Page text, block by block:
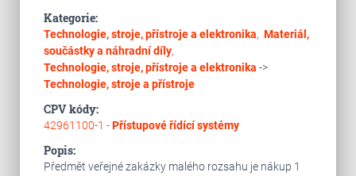
Kategorie:
Technologie, stroje, přístroje a elektronika, Materiál,
součástky a náhradní díly,
Technologie, stroje, přístroje a elektronika ->
Technologie, stroje a přístroje
CPV kódy:
42961100-1 -Přístupové řídící systémy
Popis:
Předmět veřejné zakázky malého rozsahu je nákup 1